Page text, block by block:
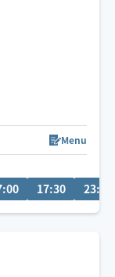
多く、30代か
身体のことを
Menu
17:30 23:30